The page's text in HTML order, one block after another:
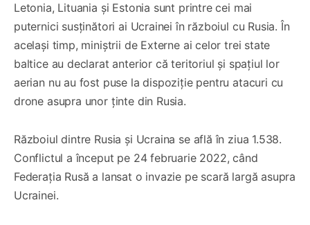
Letonia, Lituania și Estonia sunt printre cei mai
puternici susținători ai Ucrainei în războiul cu Rusia. În
același timp, miniștrii de Externe ai celor trei state
baltice au declarat anterior că teritoriul și spațiul lor
aerian nu au fost puse la dispoziție pentru atacuri cu
drone asupra unor ținte din Rusia.
Războiul dintre Rusia și Ucraina se află în ziua 1.538.
Conflictul a început pe 24 februarie 2022, când
Federația Rusă a lansat o invazie pe scară largă asupra
Ucrainei.